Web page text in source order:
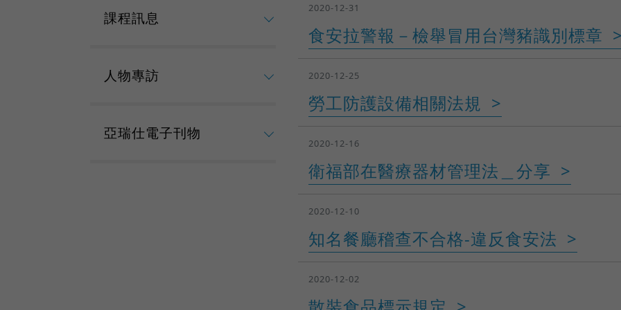
課程訊息
人物專訪
亞瑞仕電子刊物
2020-12-31
食安拉警報－檢舉冒用台灣豬識別標章
2020-12-25
勞工防護設備相關法規
2020-12-16
衛福部在醫療器材管理法＿分享
2020-12-10
知名餐廳稽查不合格-違反食安法
2020-12-02